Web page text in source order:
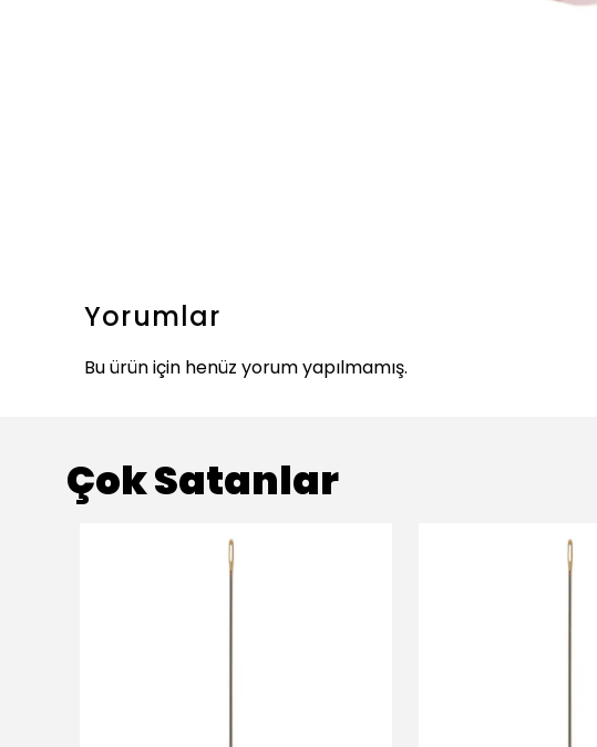
Yorumlar
Bu ürün için henüz yorum yapılmamış.
Çok Satanlar